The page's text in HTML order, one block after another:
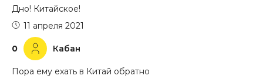
Дно! Китайское!
0 Кабан
11 апреля 2021
Пора ему ехать в Китай обратно